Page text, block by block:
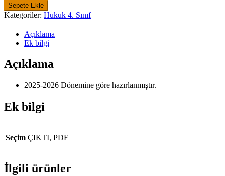
Hukuku
Vize
-
adet
Sepete Ekle
Kategoriler: Hukuk 4. Sınıf
Açıklama
Ek bilgi
Açıklama
2025-2026 Dönemine göre hazırlanmıştır.
Ek bilgi
Seçim ÇIKTI, PDF
İlgili ürünler